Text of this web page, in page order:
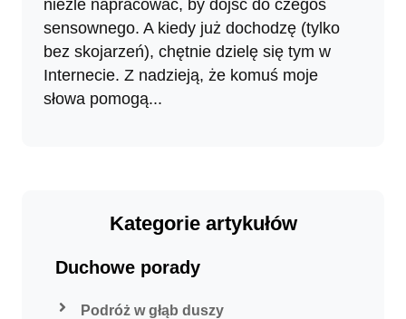
nieźle napracować, by dojść do czegoś
sensownego. A kiedy już dochodzę (tylko
bez skojarzeń), chętnie dzielę się tym w
Internecie. Z nadzieją, że komuś moje
słowa pomogą...
Kategorie artykułów
Duchowe porady
Podróż w głąb duszy